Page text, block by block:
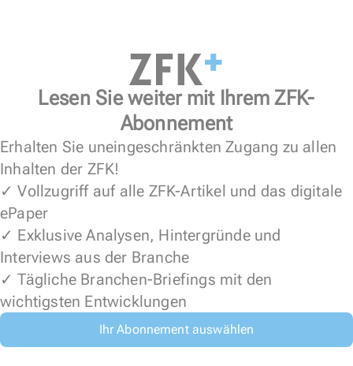
Lesen Sie weiter mit Ihrem ZFK-
Abonnement
Erhalten Sie uneingeschränkten Zugang zu allen
Inhalten der ZFK!
✓ Vollzugriff auf alle ZFK-Artikel und das digitale
ePaper
✓ Exklusive Analysen, Hintergründe und
Interviews aus der Branche
✓ Tägliche Branchen-Briefings mit den
wichtigsten Entwicklungen
Ihr Abonnement auswählen